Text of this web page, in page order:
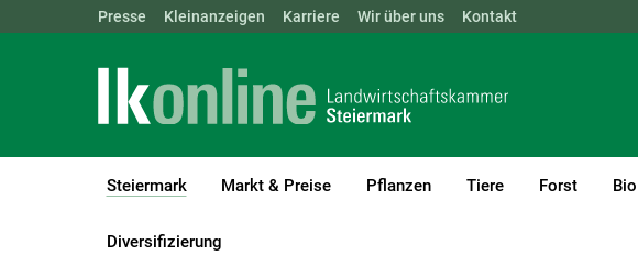
Landwirtschaftskammern: ÖSTERREICH BGLD KTN NÖ
Presse Kleinanzeigen Karriere Wir über uns Kontakt
Steiermark
(current)1
Markt & Preise Pflanzen Tiere Forst Bio
Diversifizierung
LK Steiermark Steiermark